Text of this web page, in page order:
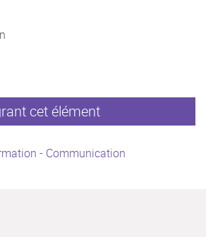
cet élément
- Communication